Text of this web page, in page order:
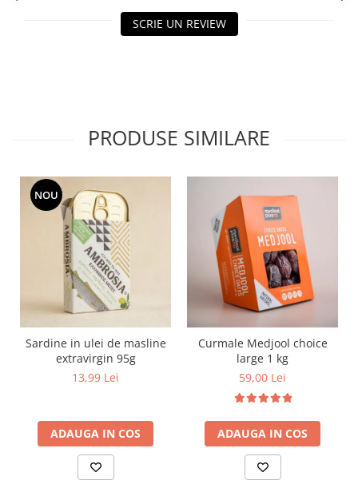
SCRIE UN REVIEW
PRODUSE SIMILARE
NOU
Sardine in ulei de masline
extravirgin 95g
13,99 Lei
ADAUGA IN COS
Curmale Medjool choice
large 1 kg
59,00 Lei
ADAUGA IN COS